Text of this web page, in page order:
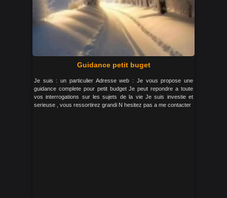
Guidance petit buget
Je suis : un particulier Adresse web : Je vous propose une
guidance complete pour petit budget Je peut repondre a toute
vos interrogations sur les sujets de la vie Je suis investie et
serieuse , vous ressortirez grandi N hesitez pas a me contacter